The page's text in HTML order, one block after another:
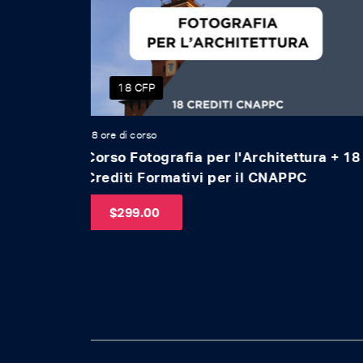
20 CFP
20 ore di corso
Corso Completo di Interior Design + 20
Crediti Formativi per il CNAPPC
$399.00